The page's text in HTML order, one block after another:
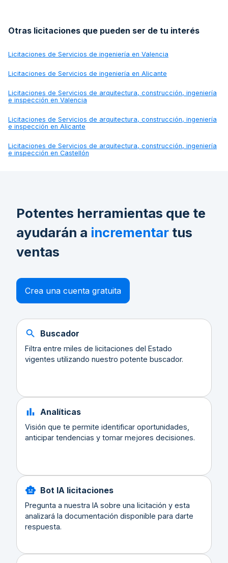
Otras licitaciones que pueden ser de tu interés
Licitaciones de Servicios de ingeniería en Valencia
Licitaciones de Servicios de ingeniería en Alicante
Licitaciones de Servicios de arquitectura, construcción, ingeniería
e inspección en Valencia
Licitaciones de Servicios de arquitectura, construcción, ingeniería
e inspección en Alicante
Licitaciones de Servicios de arquitectura, construcción, ingeniería
e inspección en Castellón
Potentes herramientas que te
ayudarán a incrementar tus
ventas
Crea una cuenta gratuita
Buscador
Filtra entre miles de licitaciones del Estado
vigentes utilizando nuestro potente buscador.
Analíticas
Visión que te permite identificar oportunidades,
anticipar tendencias y tomar mejores decisiones.
Bot IA licitaciones
Pregunta a nuestra IA sobre una licitación y esta
analizará la documentación disponible para darte
respuesta.